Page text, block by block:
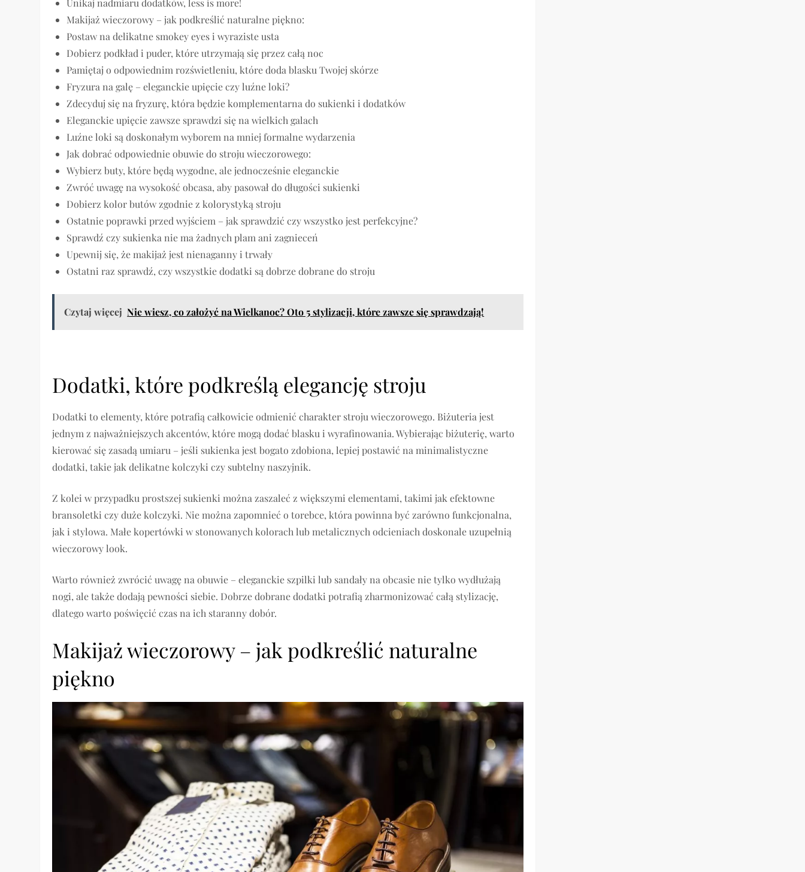
Makijaż wieczorowy – jak podkreślić naturalne piękno:
Postaw na delikatne smokey eyes i wyraziste usta
Dobierz podkład i puder, które utrzymają się przez całą noc
Pamiętaj o odpowiednim rozświetleniu, które doda blasku Twojej skórze
Fryzura na galę – eleganckie upięcie czy luźne loki?
Zdecyduj się na fryzurę, która będzie komplementarna do sukienki i dodatków
Eleganckie upięcie zawsze sprawdzi się na wielkich galach
Luźne loki są doskonałym wyborem na mniej formalne wydarzenia
Jak dobrać odpowiednie obuwie do stroju wieczorowego:
Wybierz buty, które będą wygodne, ale jednocześnie eleganckie
Zwróć uwagę na wysokość obcasa, aby pasował do długości sukienki
Dobierz kolor butów zgodnie z kolorystyką stroju
Ostatnie poprawki przed wyjściem – jak sprawdzić czy wszystko jest perfekcyjne?
Sprawdź czy sukienka nie ma żadnych plam ani zagnieceń
Upewnij się, że makijaż jest nienaganny i trwały
Ostatni raz sprawdź, czy wszystkie dodatki są dobrze dobrane do stroju
Czytaj więcej Nie wiesz, co założyć na Wielkanoc? Oto 5 stylizacji, które zawsze się sprawdzają!
Dodatki, które podkreślą elegancję stroju
Dodatki to elementy, które potrafią całkowicie odmienić charakter stroju wieczorowego. Biżuteria jest
jednym z najważniejszych akcentów, które mogą dodać blasku i wyrafinowania. Wybierając biżuterię, warto
kierować się zasadą umiaru – jeśli sukienka jest bogato zdobiona, lepiej postawić na minimalistyczne
dodatki, takie jak delikatne kolczyki czy subtelny naszyjnik.
Z kolei w przypadku prostszej sukienki można zaszaleć z większymi elementami, takimi jak efektowne
bransoletki czy duże kolczyki. Nie można zapomnieć o torebce, która powinna być zarówno funkcjonalna,
jak i stylowa. Małe kopertówki w stonowanych kolorach lub metalicznych odcieniach doskonale uzupełnią
wieczorowy look.
Warto również zwrócić uwagę na obuwie – eleganckie szpilki lub sandały na obcasie nie tylko wydłużają
nogi, ale także dodają pewności siebie. Dobrze dobrane dodatki potrafią zharmonizować całą stylizację,
dlatego warto poświęcić czas na ich staranny dobór.
Makijaż wieczorowy – jak podkreślić naturalne
piękno